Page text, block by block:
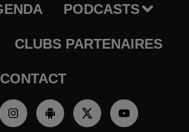
PODCASTS
CLUBS PARTENAIRES
CONTACT